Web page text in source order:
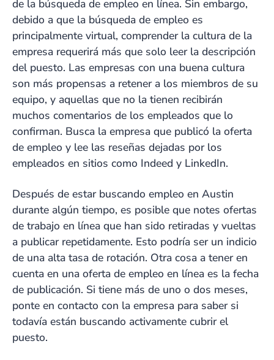
de la búsqueda de empleo en línea. Sin embargo,
debido a que la búsqueda de empleo es
principalmente virtual, comprender la cultura de la
empresa requerirá más que solo leer la descripción
del puesto. Las empresas con una buena cultura
son más propensas a retener a los miembros de su
equipo, y aquellas que no la tienen recibirán
muchos comentarios de los empleados que lo
confirman. Busca la empresa que publicó la oferta
de empleo y lee las reseñas dejadas por los
empleados en sitios como Indeed y LinkedIn.
Después de estar buscando empleo en Austin
durante algún tiempo, es posible que notes ofertas
de trabajo en línea que han sido retiradas y vueltas
a publicar repetidamente. Esto podría ser un indicio
de una alta tasa de rotación. Otra cosa a tener en
cuenta en una oferta de empleo en línea es la fecha
de publicación. Si tiene más de uno o dos meses,
ponte en contacto con la empresa para saber si
todavía están buscando activamente cubrir el
puesto.